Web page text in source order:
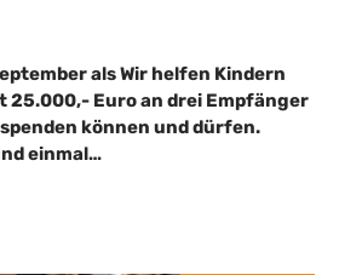
als Wir helfen Kindern
25.000,- Euro an drei Empfänger
können und dürfen.
einmal…